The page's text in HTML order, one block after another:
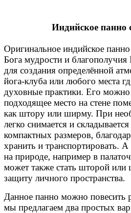
Индийское панно
Оригинальное индийское
Бога мудрости и
для создания определённой
йога-клуба или любого места
духовные практики. Его можно
подходящее место на стене
как штору или ширму. При
легко снимается и
компактных размеров,
хранить и транспортировать.
на природе, например в
может также стать шторой или
защиту личного пространства.
Данное панно можно повесить
мы предлагаем два простых